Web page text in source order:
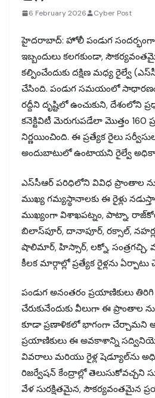
6 February 2026 Cyber Post
హైదరాబాద్: హోలీ పండుగ సందర్భంగా
ఇబ్బందులు కలగకుండా,
కల్పించేందుకు దక్షిణ మధ్య రైల్వే
చేసింది. పండుగ సమయంలో
రద్దీని దృష్టిలో ఉంచుకుని, దేశంలోని
కనెక్టివిటీ మెరుగుపడేలా మొత్తం 160
నిర్ణయించింది. ఈ ప్రత్యేక రైలు
అందుబాటులో ఉంటాయని రైల్వే
ఎస్‌సీఆర్ పరిధిలోని వివిధ ప్రాంతాల
ముఖ్య గమ్యస్థానాలకు ఈ రైళ్లు
ముఖ్యంగా విశాఖపట్నం, పాట్నా,
బిలాస్‌పూర్, దానాపూర్, రక్సాల్,
షాలిమార్, హిస్సార్, లక్నో, సంత్రగచ్చి,
కీలక మార్గాల్లో ప్రత్యేక రైళ్లను ఏర్పాటు
పండుగ అనంతరం ప్రయాణికులు తిరిగి
చేరుకునేందుకు వీలుగా ఈ ప్రాంతాల
కూడా ప్రణాళికలో భాగంగా చేర్చామని
ప్రయాణికులు ఈ అవకాశాన్ని
వివరాలు మరియు రైళ్ల షెడ్యూల్‌ను
రిజర్వేషన్ కేంద్రాల్లో తెలుసుకోవచ్చని
వేళ సురక్షితమైన, సౌకర్యవంతమైన